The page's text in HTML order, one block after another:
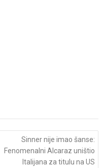
Sinner nije imao šanse:
Fenomenalni Alcaraz uništio
Italijana za titulu na US